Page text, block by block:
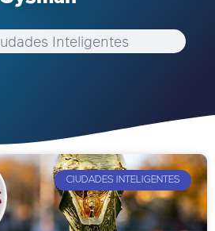
CIUDADES INTELIGENTES